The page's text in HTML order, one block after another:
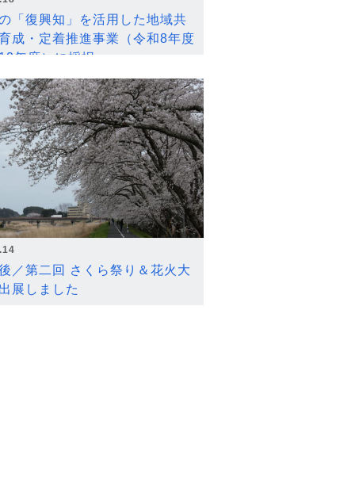
「復興知」を活用した地域共
成・定着推進事業（令和8年度
年度）に採択
／第二回 さくら祭り＆花火大
展しました